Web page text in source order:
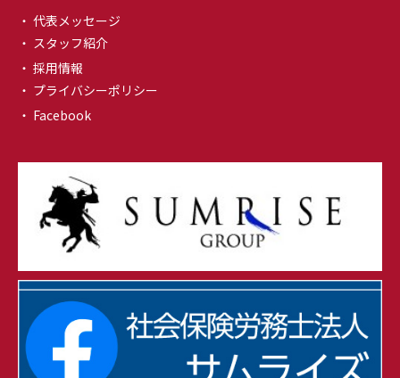
・ 代表メッセージ
・ スタッフ紹介
・ 採用情報
・ プライバシーポリシー
・ Facebook